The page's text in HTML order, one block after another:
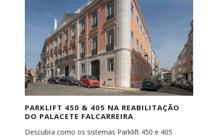
PARKLIFT 450 & 405 NA REABILITAÇÃO
DO PALACETE FALCARREIRA
Descubra como os sistemas Parklift 450 e 405